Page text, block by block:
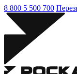
8 800 5 500 700